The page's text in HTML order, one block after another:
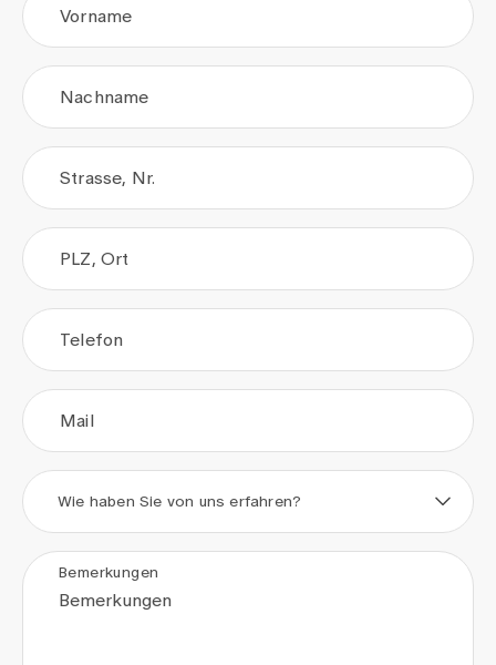
Vorname
Nachname
Strasse, Nr.
PLZ, Ort
Telefon
Mail
Wie haben Sie von uns erfahren?
Bemerkungen